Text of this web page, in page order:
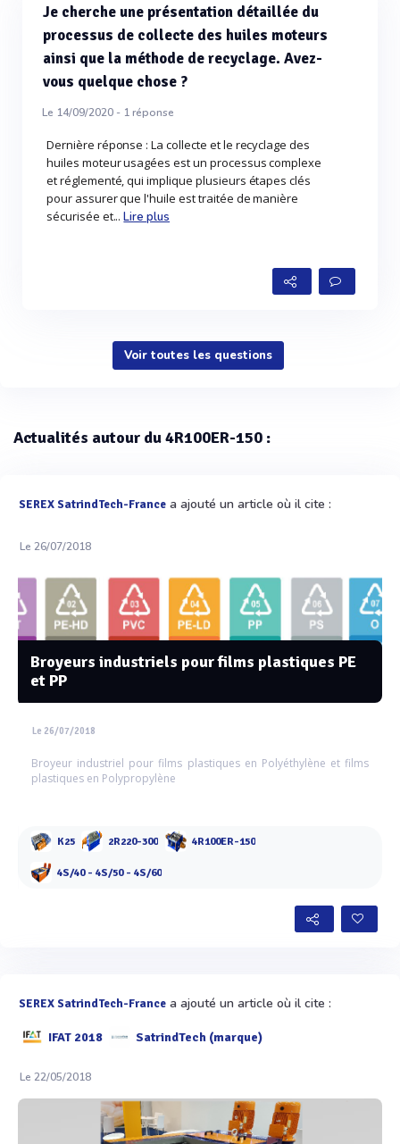
Je cherche une présentation détaillée du
processus de collecte des huiles moteurs
ainsi que la méthode de recyclage. Avez-
vous quelque chose ?
Le 14/09/2020 - 1réponse
Dernière réponse : La collecte et le recyclage des
huiles moteur usagées est un processus complexe
et réglementé, qui implique plusieurs étapes clés
pour assurer que l'huile est traitée de manière
sécurisée et...Lire plus
Voir toutes les questions
Actualités autour du 4R100ER-150 :
SEREX SatrindTech-France a ajouté un article où il cite :
Le 26/07/2018
Broyeurs industriels pour films plastiques PE
et PP
Le 26/07/2018
Broyeur industriel pour films plastiques en Polyéthylène et films
plastiques en Polypropylène
K25 2R220-300 4R100ER-150
4S/40 - 4S/50 - 4S/60
SEREX SatrindTech-France a ajouté un article où il cite :
IFAT 2018 SatrindTech (marque)
Le 22/05/2018